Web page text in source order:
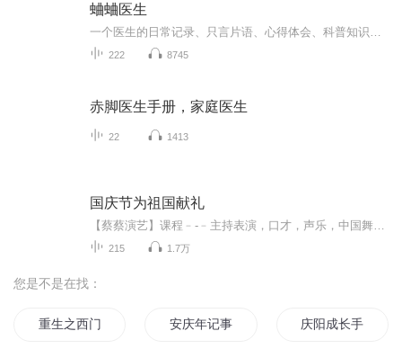
蛐蛐医生
222 8745
赤脚医生手册，家庭医生
22 1413
国庆节为祖国献礼
215 1.7万
您是不是在找：
重生之西门庆 安庆年记事 庆阳成长手札